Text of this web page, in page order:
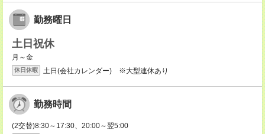
勤務曜日
土日祝休
月～金
休日休暇 土日(会社カレンダー) ※大型連休あり
勤務時間
(2交替)8:30～17:30、20:00～翌5:00